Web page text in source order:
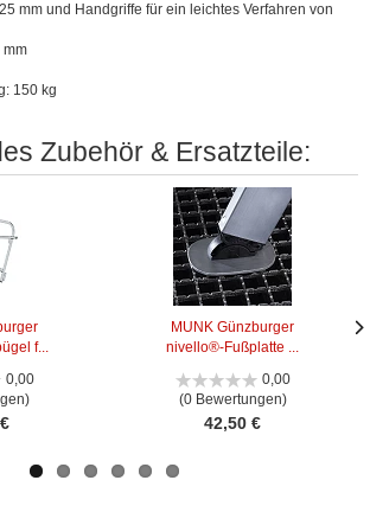
mm und Handgriffe für ein leichtes Verfahren von
mm
150 kg
Zubehör & Ersatzteile:
f...
0,00
MUNK Günzburger
nivello®-Fußplatte ...
0,00
(0 Bewertungen)
42,50 €